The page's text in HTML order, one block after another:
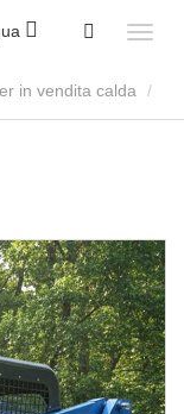
in vendita calda